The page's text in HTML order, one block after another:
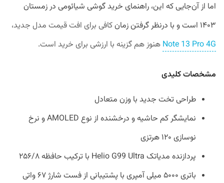
اما از آن‌جایی که این، راهنمای خرید گوشی شیائومی در زمستان
۱۴۰۳ است و با درنظر گرفتن زمان
کافی برای افت قیمت مدل جدید،
Note 13 Pro 4G هنوز هم گزینه با ارزشی برای خرید است.
مشخصات کلیدی
طراحی تخت جدید با وزن متعادل
نمایشگر کم حاشیه و درخشنده از نوع AMOLED و نرخ
نوسازی ۱۲۰ هرتزی
پردازنده مدیاتک Helio G99 Ultra با ترکیب حافظه ۲۵۶/۸
باتری ۵۰۰۰ میلی آمپری با پشتیبانی از فست شارژ ۶۷ واتی